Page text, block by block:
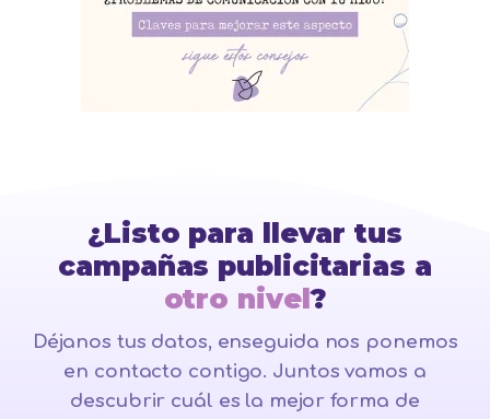
¿Listo para llevar tus
campañas publicitarias a
otro nivel?
Déjanos tus datos, enseguida nos ponemos
en contacto contigo. Juntos vamos a
descubrir cuál es la mejor forma de